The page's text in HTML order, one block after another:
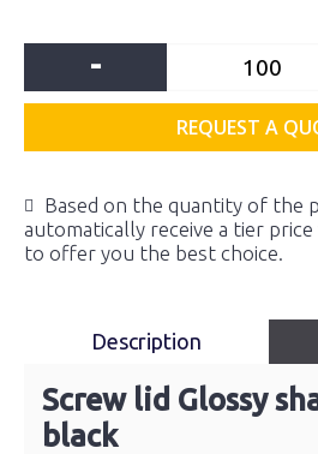
-
REQUEST A
Based on the quantity of the
automatically receive a tier
to offer you the best choice.
Description
Screw lid Glossy
black